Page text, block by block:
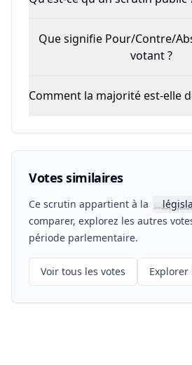
Que signifie Pour/Contre/
votant ?
Comment la majorité est-elle
Votes similaires
Ce scrutin appartient à la 📖
comparer, explorez les autres
période parlementaire.
Voir tous les votes Explorer